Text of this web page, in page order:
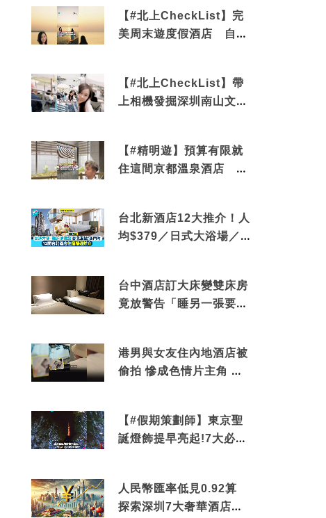
【#北上CheckList】完
美周末遊度假酒店 自帶
【#北上CheckList】帶
上相機發掘深圳南山文藝
【#精明遊】預算有限就
住這間京都溫泉酒店 車
台北新酒店12大推介！人
均$379／日式大浴場／1
台中酒店訂大床變雙床房
竟放警告「睡另一張要加
港男與女友住內地酒店被
偷拍 慘成色情片主角 鏡
【#假期策劃師】東京聖
誕燈飾提早亮起!7大必去
人民幣匯率低見0.92算
探索深圳7大奢華酒店體